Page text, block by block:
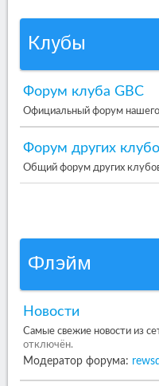
Клубы
Форум клуба GBC
Официальный форум нашего
Форум других
Общий форум других
Флэйм
Новости
Самые свежие новости из
отключён.
Модератор форума: